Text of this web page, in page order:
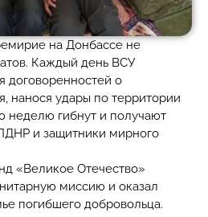
на Донбассе не
Каждый день ВСУ
договоренностей о
нанося удары по территории
неделю гибнут и получают
и защитники мирного
«Великое Отечество»
миссию и оказал
погибшего добровольца.